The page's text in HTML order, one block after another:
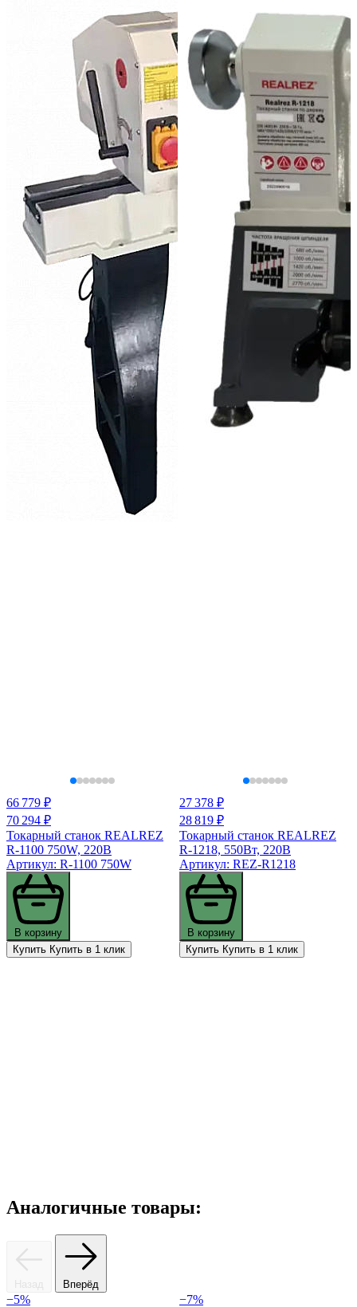
66 779 ₽
70 294 ₽
Токарный станок REALREZ
R-1100 750W, 220В
Артикул: R-1100 750W
В корзину
Купить Купить в 1 клик
27 378 ₽
28 819 ₽
Токарный станок REALREZ
R-1218, 550Вт, 220В
Артикул: REZ-R1218
В корзину
Купить Купить в 1 клик
Аналогичные товары:
Назад Вперёд
−5% −7%